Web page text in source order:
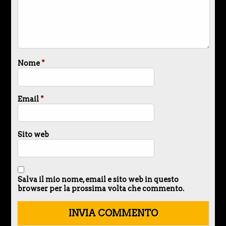
Nome*
Email*
Sito web
Salva il mio nome, email e sito web in questo
browser per la prossima volta che commento.